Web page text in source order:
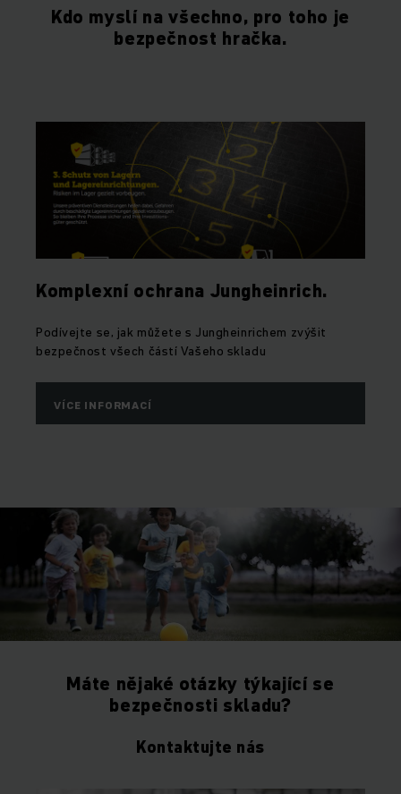
Kdo myslí na všechno, pro toho je
bezpečnost hračka.
Komplexní ochrana Jungheinrich.
Podívejte se, jak můžete s Jungheinrichem zvýšit
bezpečnost všech částí Vašeho skladu
VÍCE INFORMACÍ
Máte nějaké otázky týkající se
bezpečnosti skladu?
Kontaktujte nás